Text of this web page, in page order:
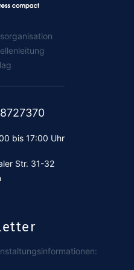
bis 17:00 Uhr
Str. 31-32